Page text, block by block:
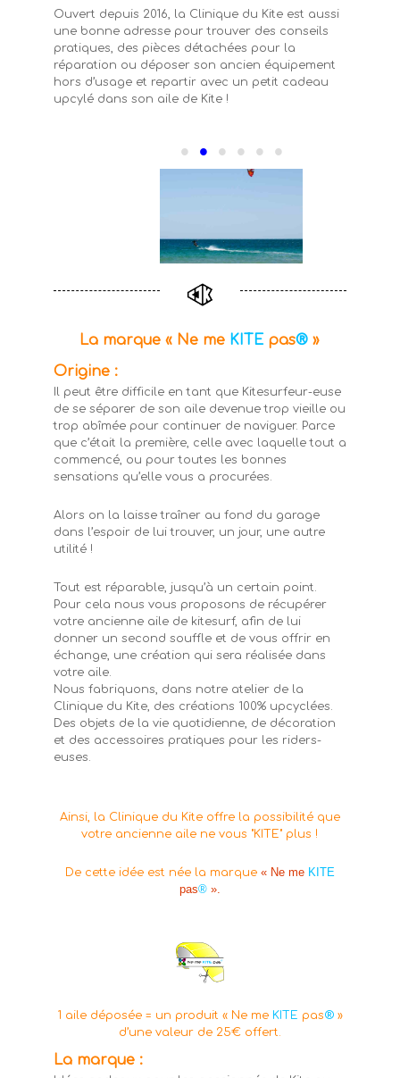
Ouvert depuis 2016, la Clinique du Kite est aussi
une bonne adresse pour trouver des conseils
pratiques, des pièces détachées pour la
réparation ou déposer son ancien équipement
hors d’usage et repartir avec un petit cadeau
upcylé dans son aile de Kite !
• • • • • •
La marque « Ne me KITE pas® »
Origine :
Il peut être difficile en tant que Kitesurfeur-euse
de se séparer de son aile devenue trop vieille ou
trop abîmée pour continuer de naviguer. Parce
que c’était la première, celle avec laquelle tout a
commencé, ou pour toutes les bonnes
sensations qu’elle vous a procurées.
Alors on la laisse traîner au fond du garage
dans l’espoir de lui trouver, un jour, une autre
utilité !
Tout est réparable, jusqu’à un certain point.
Pour cela nous vous proposons de récupérer
votre ancienne aile de kitesurf, afin de lui
donner un second souffle et de vous offrir en
échange, une création qui sera réalisée dans
votre aile.
Nous fabriquons, dans notre atelier de la
Clinique du Kite, des créations 100% upcyclées.
Des objets de la vie quotidienne, de décoration
et des accessoires pratiques pour les riders-
euses.
Ainsi, la Clinique du Kite offre la possibilité que
votre ancienne aile ne vous "KITE" plus !
De cette idée est née la marque « Ne me KITE
pas®».
1 aile déposée = un produit « Ne me KITE pas®»
d’une valeur de 25€ offert.
La marque :